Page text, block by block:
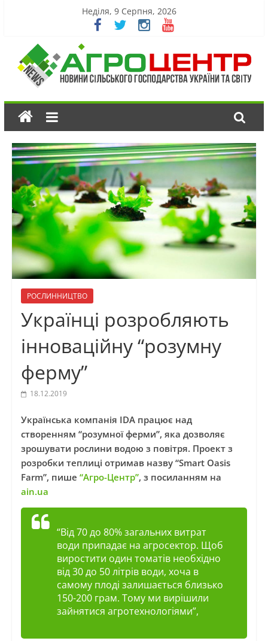
Неділя, 9 Серпня, 2026
РОСЛИННИЦТВО
Українці розробляють
інноваційну “розумну
ферму”
18.12.2019
Українська компанія IDA працює над
створенням “розумної ферми”, яка дозволяє
зрошувати рослини водою з повітря. Проект з
розробки теплиці отримав назву “Smart Oasis
Farm”, пише “Агро-Центр”, з посиланням на
ain.ua
“Від 70 до 80% загальних витрат
води припадає на агросектор. Щоб
виростити один томатів необхідно
від 30 до 50 літрів води, хоча в
самому плоді залишається близько
150-200 грам. Тому ми вирішили
зайнятися агротехнологіями”,